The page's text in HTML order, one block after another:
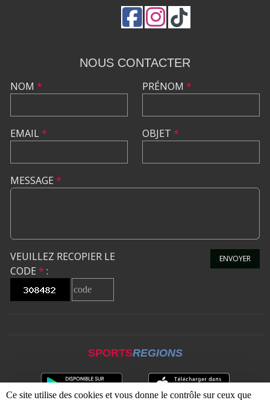
NOUS CONTACTER
NOM *
EMAIL*
PRÉNOM *
OBJET *
MESSAGE *
VEUILLEZ RECOPIER LE
CODE * :
ENVOYER
SPORTSREGIONS
Ce site utilise des cookies et vous donne le contrôle sur ceux que